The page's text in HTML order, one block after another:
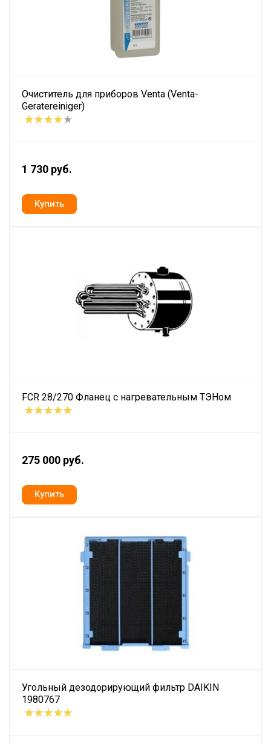
Очиститель для приборов Venta (Venta-
Geratereiniger)
1 730 руб.
FCR 28/270 Фланец с нагревательным ТЭНом
275 000 руб.
Угольный дезодорирующий фильтр DAIKIN
1980767